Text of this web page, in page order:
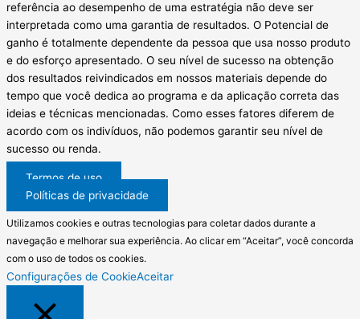
referência ao desempenho de uma estratégia não deve ser
interpretada como uma garantia de resultados. O Potencial de
ganho é totalmente dependente da pessoa que usa nosso produto
e do esforço apresentado. O seu nível de sucesso na obtenção
dos resultados reivindicados em nossos materiais depende do
tempo que você dedica ao programa e da aplicação correta das
ideias e técnicas mencionadas. Como esses fatores diferem de
acordo com os indivíduos, não podemos garantir seu nível de
sucesso ou renda.
Termos de uso
Políticas de privacidade
Utilizamos cookies e outras tecnologias para coletar dados durante a
navegação e melhorar sua experiência. Ao clicar em “Aceitar”, você concorda
com o uso de todos os cookies.
Configurações de CookieAceitar